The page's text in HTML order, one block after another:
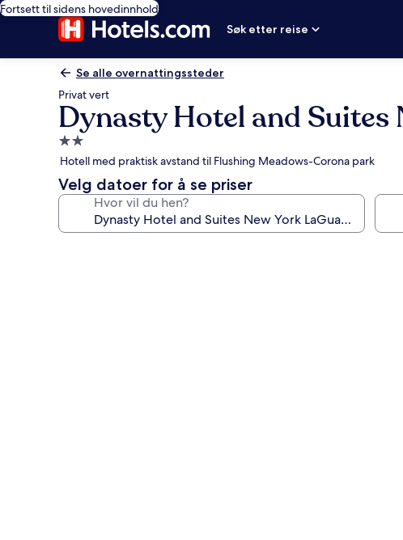
Fortsett til sidens hovedinnhold
Søk etter reise
Se alle overnattingssteder
Privat vert
Dynasty Hotel and Suites
Overnattingssted
med
2.0
stjerner
Hotell med praktisk avstand til Flushing Meadows-Corona park
Velg datoer for å se priser
Hvor vil du hen?